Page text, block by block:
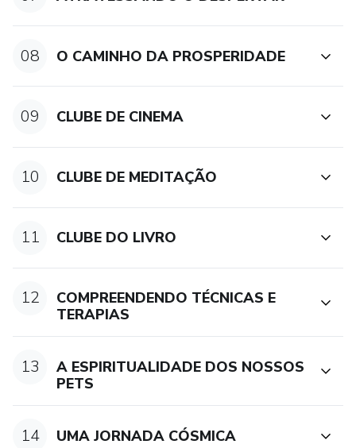
08 O CAMINHO DA PROSPERIDADE
09 CLUBE DE CINEMA
10 CLUBE DE MEDITAÇÃO
11 CLUBE DO LIVRO
12
COMPREENDENDO TÉCNICAS E
TERAPIAS
13
A ESPIRITUALIDADE DOS NOSSOS
PETS
14 UMA JORNADA CÓSMICA